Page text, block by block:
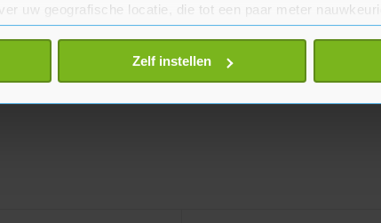
uw geografische locatie, die tot een paar meter
door het actief te scannen op specifieke eigenschappen
gegevens worden verwerkt en stel uw voorkeuren in het
of intrekken in de Cookieverklaring.
Zelf instellen